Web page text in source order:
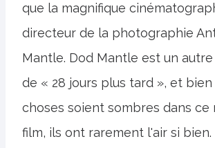
que la magnifique
directeur de la photographie
Mantle. Dod Mantle est un
de « 28 jours plus tard », et bien
choses soient sombres dans ce
film, ils ont rarement l'air si bien.